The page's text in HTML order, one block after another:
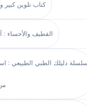
كتاب تلوين كبير
القطيف والأحساء :
سلسلة دليلك الطبي الطبيعي :